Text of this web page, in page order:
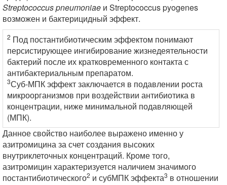
Streptococcus pneumoniae и Streptococcus pyogenes
возможен и бактерицидный эффект.
2 Под постантибиотическим эффектом понимают
персистирующее ингибирование жизнедеятельности
бактерий после их кратковременного контакта с
антибактериальным препаратом.
3Суб-МПК эффект заключается в подавлении роста
микроорганизмов при воздействии антибиотика в
концентрации, ниже минимальной подавляющей
(МПК).
Данное свойство наиболее выражено именно у
азитромицина за счет создания высоких
внутриклеточных концентраций. Кроме того,
азитромицин характеризуется наличием значимого
постантибиотического2 и субМПК эффекта3 в отношении